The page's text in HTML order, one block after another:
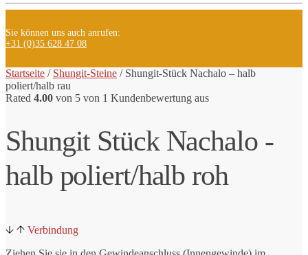
Sie können uns auch anrufen:
+31 (0)35 628 47 08
Startseite / Shungit-Steine / Shungit-Stück Nachalo – halb
poliert/halb rau
Rated 4.00 von 5 von 1 Kundenbewertung aus
Shungit Stück Nachalo -
halb poliert/halb roh
Verbindung